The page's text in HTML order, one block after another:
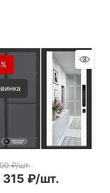
₽/шт.
₽/шт.